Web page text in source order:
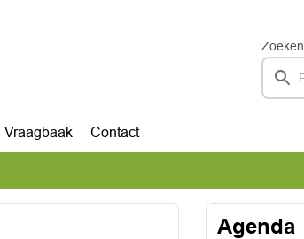
Zoeken
Vraagbaak Contact
Agenda